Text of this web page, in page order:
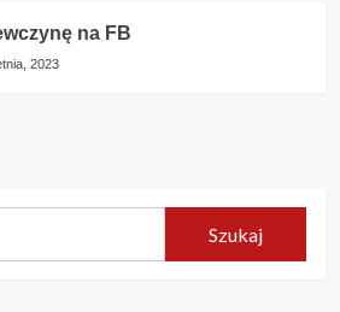
na FB
2023
Szukaj